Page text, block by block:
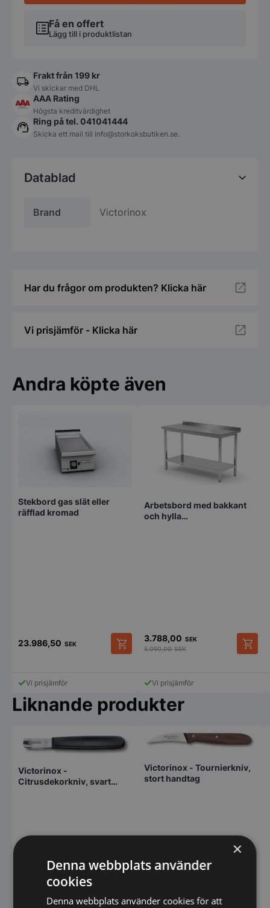
Få en offert
Lägg till i produktlistan
Frakt från 199 kr
Vi skickar med DHL
AAA Rating
Högsta kreditvärdighet
Ring på tel. 041041444
Skicka ett mail till info@storkoksbutiken.se.
Datablad
Brand Victorinox
Har du frågor om produkten? Klicka här
Vi prisjämför - Klicka här
Andra köpte även
Stekbord gas slät eller
räfflad kromad
23.986,50 SEK
produkten
flera
varianter.
olika
alternativen
Vi prisjämför
Arbetsbord med bakkant
och hylla
3.788,00 SEK
5.050,00SEK
Vi prisjämför
Liknande produkter
Victorinox -
Citrusdekorkniv, svart
Victorinox - Tournierkniv,
stort handtag
×
Denna webbplats använder
cookies
Denna webbplats använder cookies för att